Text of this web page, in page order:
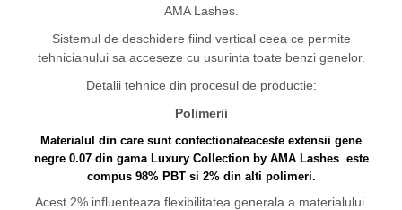
AMA Lashes.
Sistemul de deschidere fiind vertical ceea ce permite
tehnicianului sa acceseze cu usurinta toate benzi genelor.
Detalii tehnice din procesul de productie:
Polimerii
Materialul din care sunt confectionateaceste extensii gene
negre 0.07 din gama Luxury Collection by AMA Lasheseste
compus 98% PBT si 2% din alti polimeri.
Acest 2% influenteaza flexibilitatea generala a materialului.